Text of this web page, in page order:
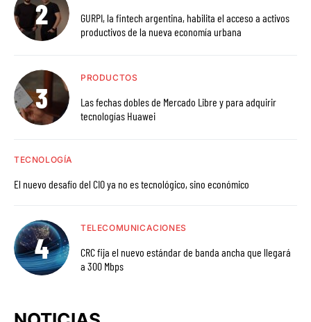
GURPI, la fintech argentina, habilita el acceso a activos
productivos de la nueva economía urbana
PRODUCTOS
Las fechas dobles de Mercado Libre y para adquirir
tecnologías Huawei
TECNOLOGÍA
El nuevo desafío del CIO ya no es tecnológico, sino económico
TELECOMUNICACIONES
CRC fija el nuevo estándar de banda ancha que llegará
a 300 Mbps